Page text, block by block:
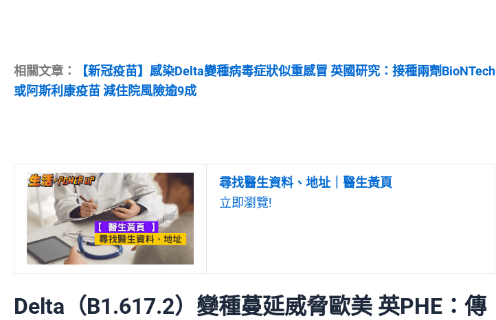
相關文章：
【新冠疫苗】感染Delta變種病毒症狀似重感冒 英國研究：接種兩劑BioNTech
或阿斯利康疫苗 減住院風險逾9成
尋找醫生資料、地址｜醫生黃頁
立即瀏覽!
Delta（B1.617.2）變種蔓延威脅歐美 英PHE：傳